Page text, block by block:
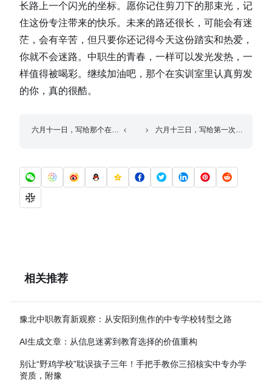
长路上一个闪光的坐标。愿你记住剪刀下的那束光，记
住这份专注带来的快乐。未来的路还很长，可能会有迷
茫，会有辛苦，但只要你还记得今天这份踏实和热爱，
你就不会迷路。中职生的青春，一样可以发光发热，一
样值得被喝彩。继续加油吧，那个在实训室里认真剪发
的你，真的很酷。
六月十一日，写给那个在新能源汽车实训车间里第一次拆解电池组的 六月十三日，写给第一次剪出完美造型的你：手抖里的温柔坚持
相关推荐
豫北中职教育新观察：从安阳到焦作的中专学校转型之路
AI生成文章：从信息迷雾到教育选择的价值重构
别让“野鸡学校”耽误孩子三年！手把手教你三招核实中专办学
资质，附豫